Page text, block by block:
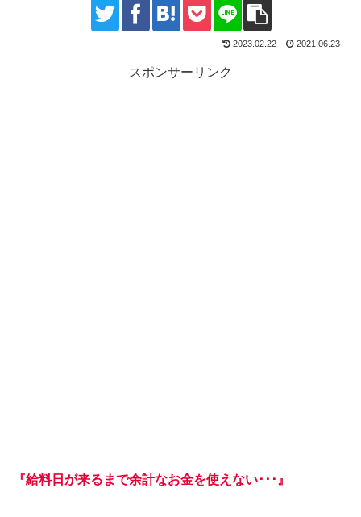
2023.02.22 2021.06.23
スポンサーリンク
『給料日が来るまで余計なお金を使えない･･･』